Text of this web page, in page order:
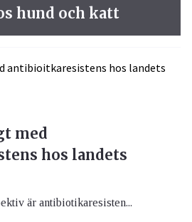
hund och katt
med
hos landets
är antibiotikaresisten...